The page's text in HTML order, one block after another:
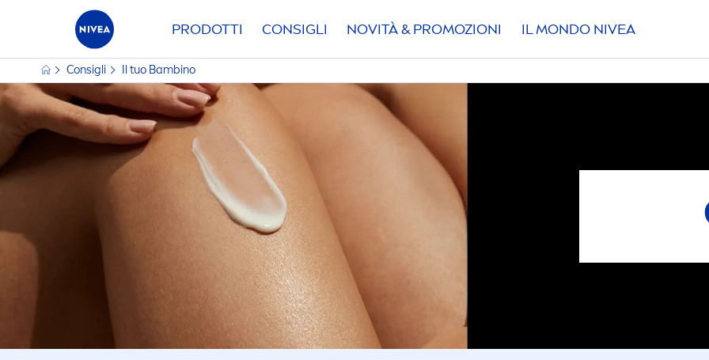
PRODOTTI CONSIGLI NOVITÀ & PROMOZIONI IL MONDO NIVEA
Consigli Il tuo Bambino FILTRI
CATEGORIA PRINCIPALE
Baby
TIPO DI PELLE
Pelle dei bambini
FILTRI SELEZIONATI